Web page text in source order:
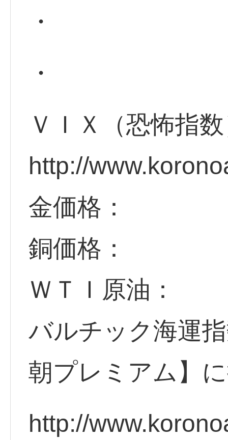
・
・
ＶＩＸ（恐怖指
http://
金価格：
銅価格：
ＷＴＩ原油：
バルチック海運
朝プレミアム】
http://